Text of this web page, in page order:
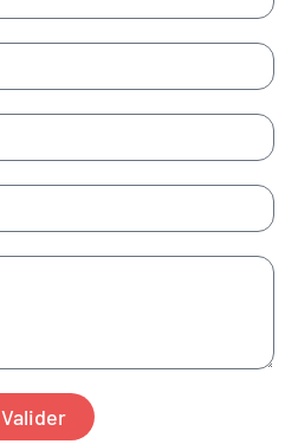
Valider